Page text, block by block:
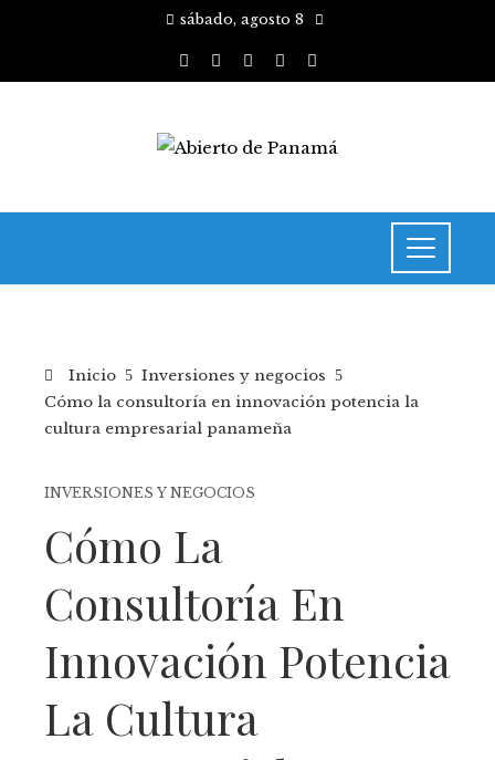
sábado, agosto 8
Inicio
Inversiones y negocios
Cómo la consultoría en innovación potencia la
cultura empresarial panameña
INVERSIONES Y NEGOCIOS
Cómo La
Consultoría En
Innovación Potencia
La Cultura